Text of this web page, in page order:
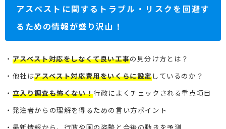
アスベストに関するトラブル・リスクを回避す
るための情報が盛り沢山！
・ アスベスト対応をしなくて良い工事の見分け方とは？
・他社はアスベスト対応費用をいくらに設定しているのか？
・ 立入り調査も怖くない！行政によくチェックされる重点項目
・発注者からの理解を得るための言い方ポイント
・最新情報から、行政や国の姿勢と今後の動きを予測